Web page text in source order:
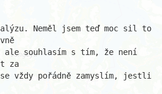
Neměl jsem teď moc sil to
ale souhlasím s tím, že není
za
se vždy pořádně zamyslím, jestli